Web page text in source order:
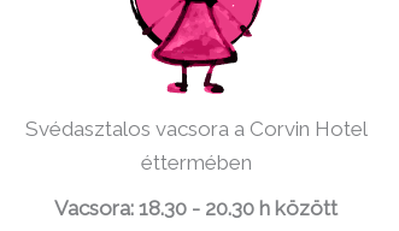
Svédasztalos vacsora a Corvin Hotel
éttermében
Vacsora: 18.30 - 20.30 h között